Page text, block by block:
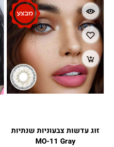
זוג עדשות צבעוניות שנתיות
MO-11 Gray